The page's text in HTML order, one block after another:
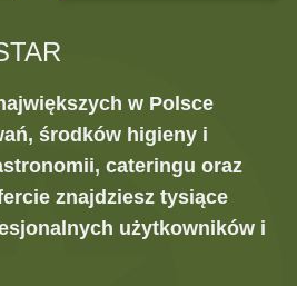
w Polsce
środków higieny i
cateringu oraz
znajdziesz tysiące
użytkowników i